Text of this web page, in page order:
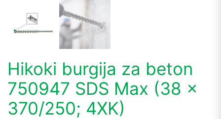
Hikoki burgija za beton
750947 SDS Max (38 x
370/250; 4XK)